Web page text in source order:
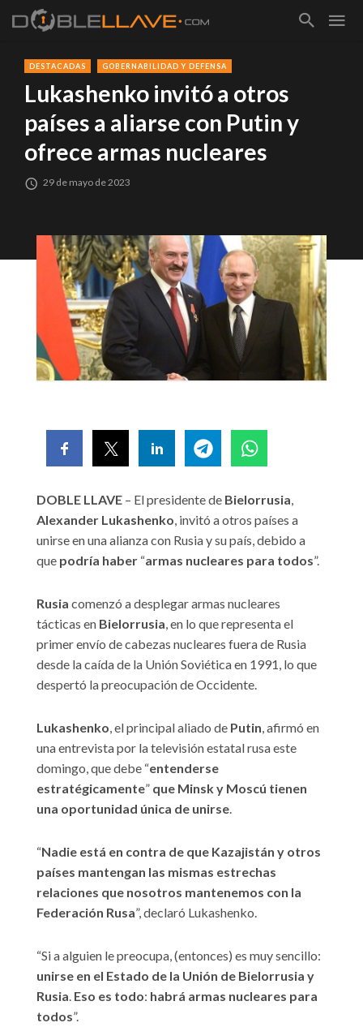
DESTACADAS GOBERNABILIDAD Y DEFENSA
Lukashenko invitó a otros
países a aliarse con Putin y
ofrece armas nucleares
29 de mayo de 2023
DOBLE LLAVE – El presidente de Bielorrusia,
Alexander Lukashenko, invitó a otros países a
unirse en una alianza con Rusia y su país, debido a
que podría haber “armas nucleares para todos”.
Rusia comenzó a desplegar armas nucleares
tácticas en Bielorrusia, en lo que representa el
primer envío de cabezas nucleares fuera de Rusia
desde la caída de la Unión Soviética en 1991, lo que
despertó la preocupación de Occidente.
Lukashenko, el principal aliado de Putin, afirmó en
una entrevista por la televisión estatal rusa este
domingo, que debe “entenderse
estratégicamente” que Minsk y Moscú tienen
una oportunidad única de unirse.
“Nadie está en contra de que Kazajistán y otros
países mantengan las mismas estrechas
relaciones que nosotros mantenemos con la
Federación Rusa”, declaró Lukashenko.
“Si a alguien le preocupa, (entonces) es muy sencillo:
unirse en el Estado de la Unión de Bielorrusia y
Rusia. Eso es todo: habrá armas nucleares para
todos”.